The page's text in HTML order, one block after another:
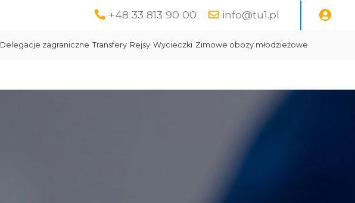
+48 33 813 90 00 info@tu1.pl
Delegacje zagraniczne Transfery Rejsy Wycieczki Zimowe obozy młodzieżowe